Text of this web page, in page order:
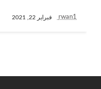
rwan1 فبراير 22, 2021